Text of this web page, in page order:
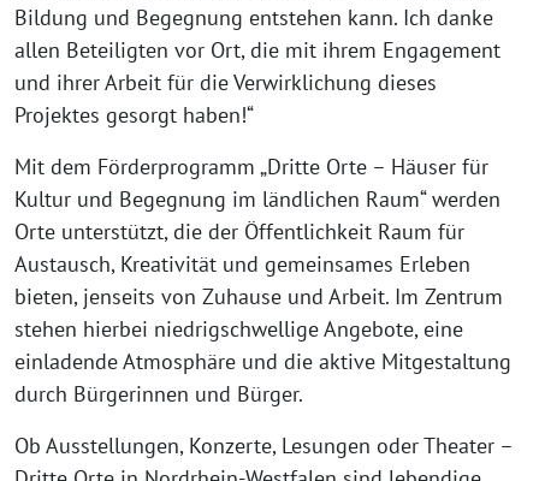
Bildung und Begegnung entstehen kann. Ich danke
allen Beteiligten vor Ort, die mit ihrem Engagement
und ihrer Arbeit für die Verwirklichung dieses
Projektes gesorgt haben!“
Mit dem Förderprogramm „Dritte Orte – Häuser für
Kultur und Begegnung im ländlichen Raum“ werden
Orte unterstützt, die der Öffentlichkeit Raum für
Austausch, Kreativität und gemeinsames Erleben
bieten, jenseits von Zuhause und Arbeit. Im Zentrum
stehen hierbei niedrigschwellige Angebote, eine
einladende Atmosphäre und die aktive Mitgestaltung
durch Bürgerinnen und Bürger.
Ob Ausstellungen, Konzerte, Lesungen oder Theater –